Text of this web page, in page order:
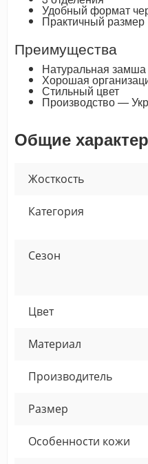
Удобный формат
Практичный размер
Преимущества
Натуральная замша
Хорошая
Стильный цвет
Производство —
Общие
Жосткость
Категория
Сезон
Цвет
Материал
Производитель
Размер
Особенности кожи